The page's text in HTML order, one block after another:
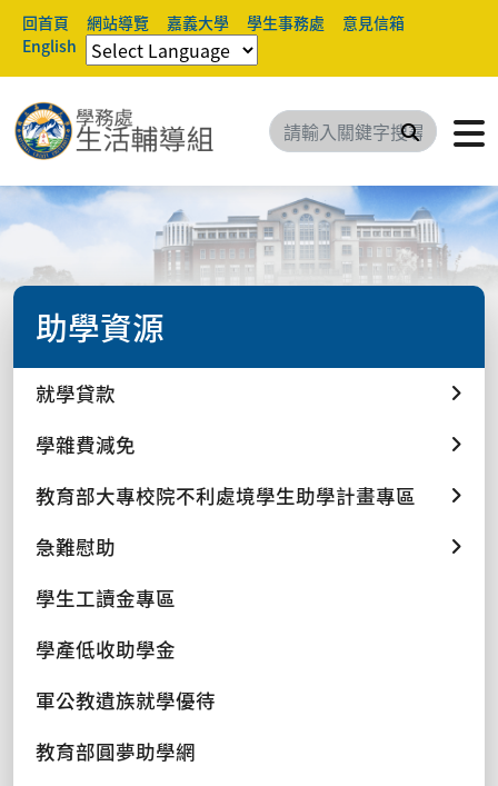
回首頁 網站導覽 嘉義大學 學生事務處
意見信箱
English
搜尋
助學資源
就學貸款
學雜費減免
教育部大專校院不利處境學生助學計畫專區
急難慰助
學生工讀金專區
學產低收助學金
軍公教遺族就學優待
教育部圓夢助學網